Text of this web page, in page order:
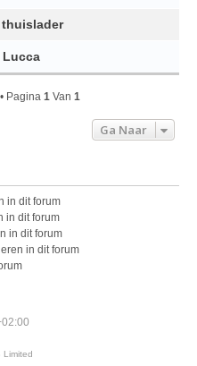
Lucca
Pagina 1Van 1
Ga Naar
in dit forum
in dit forum
in dit forum
in dit forum
Limited